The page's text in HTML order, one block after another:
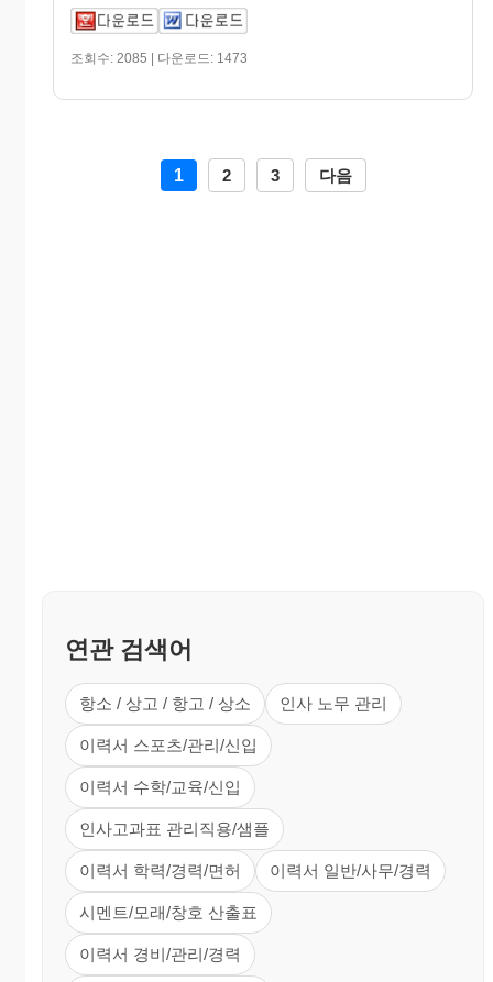
조회수: 2085 | 다운로드: 1473
1 2 3 다음
연관 검색어
항소 / 상고 / 항고 / 상소 인사 노무 관리
이력서 스포츠/관리/신입
이력서 수학/교육/신입
인사고과표 관리직용/샘플
이력서 학력/경력/면허 이력서 일반/사무/경력
시멘트/모래/창호 산출표
이력서 경비/관리/경력